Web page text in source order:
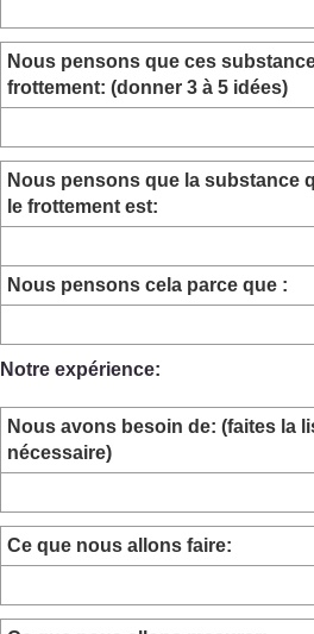
Nous pensons que ces
frottement: (donner 3 à 5 idées)
Nous pensons que la substance
le frottement est:
Nous pensons cela parce que :
Notre expérience:
Nous avons besoin de: (faites la
nécessaire)
Ce que nous allons faire: